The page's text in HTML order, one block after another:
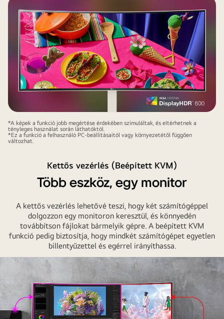
*A képek a funkció jobb megértése érdekében szimuláltak, és eltérhetnek a
tényleges használat során láthatóktól.
*Ez a funkció a felhasználó PC-beállításaitól vagy környezetétől függően
változhat.
Kettős vezérlés (Beépített KVM)
Több eszköz, egy monitor
A kettős vezérlés lehetővé teszi, hogy két számítógéppel
dolgozzon egy monitoron keresztül, és könnyedén
továbbítson fájlokat bármelyik gépre. A beépített KVM
funkció pedig biztosítja, hogy mindkét számítógépet egyetlen
billentyűzettel és egérrel irányíthassa.